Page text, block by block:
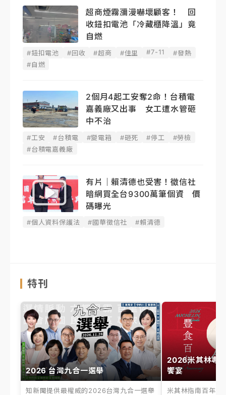
超商煙霧瀰漫嚇壞顧客！ 回
收鈕扣電池「冷藏櫃降溫」竟
自燃
#鈕扣電池 #回收 #超商 #佳里 #7-11
#發熱
#自燃
2個月4起工安奪2命！台積電
嘉義廠又出事 女工遭水管砸
中不治
#工安 #台積電 #變電箱 #砸死 #停工
#勞檢
#台積電嘉義廠
有片｜賴清德也受害！徵信社
暗網買全台9300萬筆個資 價
碼曝光
#個人資料保護法 #國華徵信社 #賴清德
特刊
2026 台灣九合一選舉
知新聞提供最權威的2026台灣九合一選舉
2026米其林專
饗宴
米其林指南百年之